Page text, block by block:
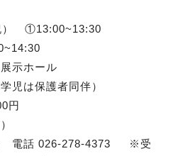
） ①13:00~13:30
示ホール
児は保護者同伴）
円
電話 026-278-4373 ※受